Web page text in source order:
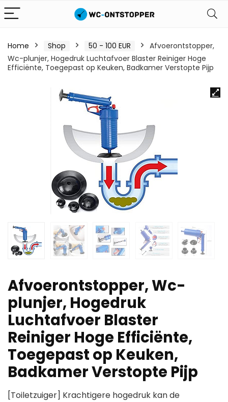
Home Shop 50 - 100 EUR
Afvoerontstopper,
Wc-plunjer, Hogedruk Luchtafvoer Blaster Reiniger Hoge
Efficiënte, Toegepast op Keuken, Badkamer Verstopte Pijp
Afvoerontstopper, Wc-
plunjer, Hogedruk
Luchtafvoer Blaster
Reiniger Hoge Efficiënte,
Toegepast op Keuken,
Badkamer Verstopte Pijp
[Toiletzuiger] Krachtigere hogedruk kan de